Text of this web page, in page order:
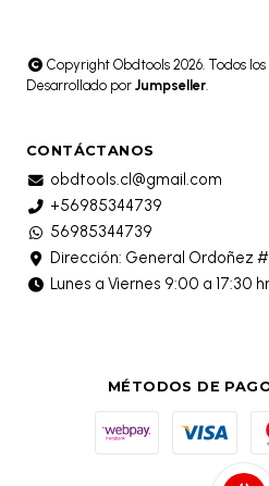
Copyright Obdtools 2026. Todos
Desarrollado por Jumpseller.
CONTÁCTANOS
obdtools.cl@gmail.com
+56985344739
56985344739
Dirección: General Ordoñez
Lunes a Viernes 9:00 a 17:30
MÉTODOS DE